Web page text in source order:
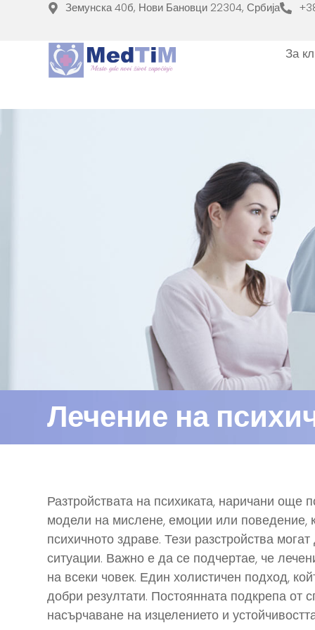
Земунска 40б, Нови Бановци 22304, Србија
За
Лечение на
Разтройствата на психиката, наричани още
модели на мислене, емоции или поведение,
психичното здраве. Тези разстройства
ситуации. Важно е да се подчертае, че
на всеки човек. Един холистичен подход,
добри резултати. Постоянната подкрепа
насърчаване на изцелението и